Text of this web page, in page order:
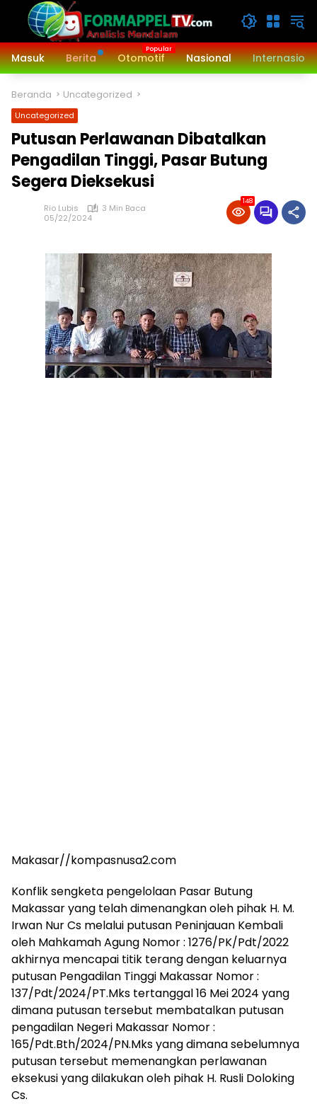
Langsung
konten
Masuk
Berita Otomotif Nasional
Beranda Uncategorized
Uncategorized
Putusan Perlawanan Dibatalkan
Pengadilan Tinggi, Pasar Butung
Segera Dieksekusi
Rio Lubis
3 Min Baca
05/22/2024
148
Makasar//kompasnusa2.com
Konflik sengketa pengelolaan Pasar Butung
Makassar yang telah dimenangkan oleh pihak H. M.
Irwan Nur Cs melalui putusan Peninjauan Kembali
oleh Mahkamah Agung Nomor : 1276/PK/Pdt/2022
akhirnya mencapai titik terang dengan keluarnya
putusan Pengadilan Tinggi Makassar Nomor :
137/Pdt/2024/PT.Mks tertanggal 16 Mei 2024 yang
dimana putusan tersebut membatalkan putusan
pengadilan Negeri Makassar Nomor :
165/Pdt.Bth/2024/PN.Mks yang dimana sebelumnya
putusan tersebut memenangkan perlawanan
eksekusi yang dilakukan oleh pihak H. Rusli Doloking
Cs.